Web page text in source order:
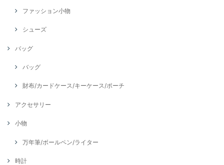
ファッション小物
シューズ
バッグ
バッグ
財布/カードケース/キーケース/ポーチ
アクセサリー
小物
万年筆/ボールペン/ライター
時計